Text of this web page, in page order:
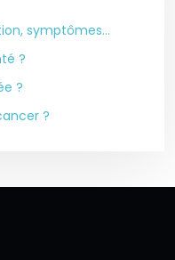
symptômes…
?
?
?